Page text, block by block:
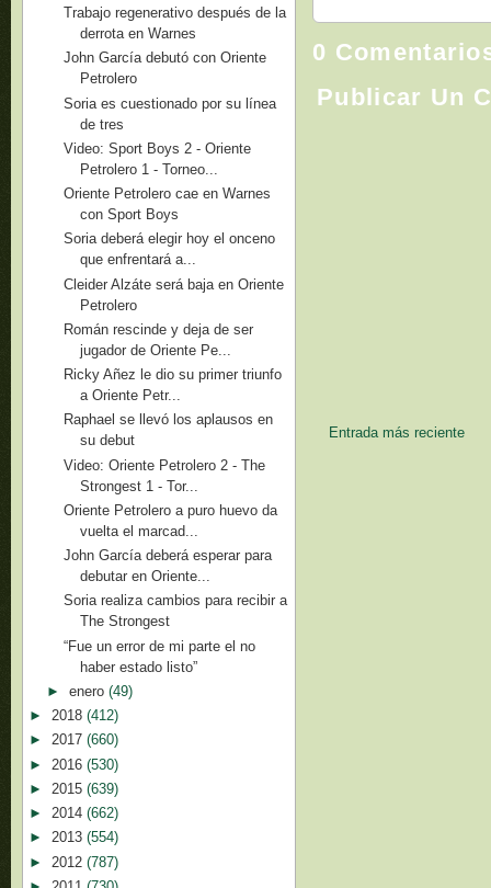
0
Publicar Un
Entrada más reciente
Trabajo regenerativo después de la
derrota en Warnes
John García debutó con Oriente
Petrolero
Soria es cuestionado por su línea
de tres
Video: Sport Boys 2 - Oriente
Petrolero 1 - Torneo...
Oriente Petrolero cae en Warnes
con Sport Boys
Soria deberá elegir hoy el onceno
que enfrentará a...
Cleider Alzáte será baja en Oriente
Petrolero
Román rescinde y deja de ser
jugador de Oriente Pe...
Ricky Añez le dio su primer triunfo
a Oriente Petr...
Raphael se llevó los aplausos en
su debut
Video: Oriente Petrolero 2 - The
Strongest 1 - Tor...
Oriente Petrolero a puro huevo da
vuelta el marcad...
John García deberá esperar para
debutar en Oriente...
Soria realiza cambios para recibir a
The Strongest
“Fue un error de mi parte el no
haber estado listo”
► enero (49)
► 2018 (412)
► 2017 (660)
► 2016 (530)
► 2015 (639)
► 2014 (662)
► 2013 (554)
► 2012 (787)